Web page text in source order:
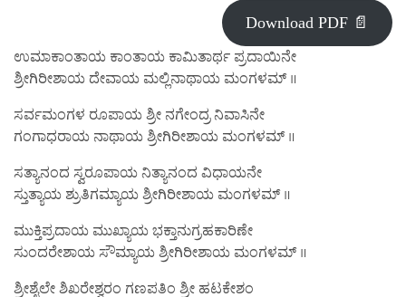
Download PDF 📄
ಉಮಾಕಾಂತಾಯ ಕಾಂತಾಯ ಕಾಮಿತಾರ್ಥ ಪ್ರದಾಯಿನೇ
ಶ್ರೀಗಿರೀಶಾಯ ದೇವಾಯ ಮಲ್ಲಿನಾಥಾಯ ಮಂಗಳಮ್ ॥
ಸರ್ವಮಂಗಳ ರೂಪಾಯ ಶ್ರೀ ನಗೇಂದ್ರ ನಿವಾಸಿನೇ
ಗಂಗಾಧರಾಯ ನಾಥಾಯ ಶ್ರೀಗಿರೀಶಾಯ ಮಂಗಳಮ್ ॥
ಸತ್ಯಾನಂದ ಸ್ವರೂಪಾಯ ನಿತ್ಯಾನಂದ ವಿಧಾಯನೇ
ಸ್ತುತ್ಯಾಯ ಶ್ರುತಿಗಮ್ಯಾಯ ಶ್ರೀಗಿರೀಶಾಯ ಮಂಗಳಮ್ ॥
ಮುಕ್ತಿಪ್ರದಾಯ ಮುಖ್ಯಾಯ ಭಕ್ತಾನುಗ್ರಹಕಾರಿಣೇ
ಸುಂದರೇಶಾಯ ಸೌಮ್ಯಾಯ ಶ್ರೀಗಿರೀಶಾಯ ಮಂಗಳಮ್ ॥
ಶ್ರೀಶೈಲೇ ಶಿಖರೇಶ್ವರಂ ಗಣಪತಿಂ ಶ್ರೀ ಹಟಕೇಶಂ